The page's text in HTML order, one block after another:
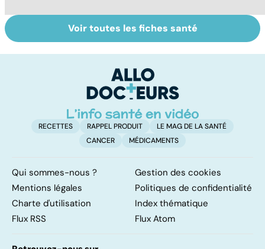
Suicide : prévenir
le passage à
La main, un outil
utile mais fragile
Voir toutes les fiches santé
RECETTES RAPPEL PRODUIT
LE MAG DE LA SANTÉ
CANCER
MÉDICAMENTS
Qui sommes-nous ?
Gestion des cookies
Mentions légales
Politiques de confidentialité
Charte d'utilisation
Index thématique
Flux RSS
Flux Atom